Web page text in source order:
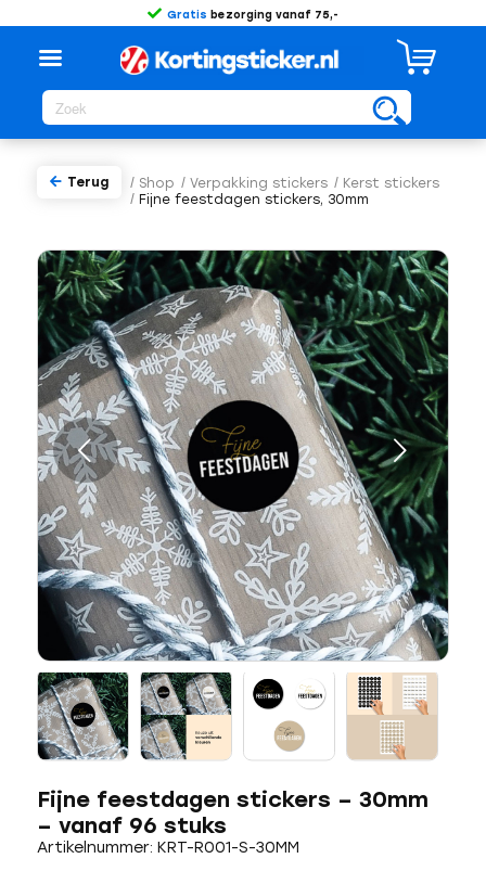
Gratis bezorging vanaf 75,-
/ Shop / Verpakking stickers / Kerst stickers
/ Fijne feestdagen stickers, 30mm
Terug
Volgende
Fijne feestdagen stickers – 30mm
– vanaf 96 stuks
Artikelnummer: KRT-R001-S-30MM